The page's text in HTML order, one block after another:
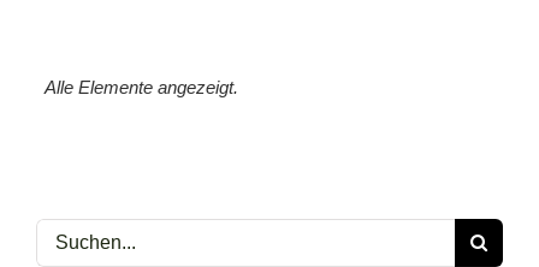
Alle Elemente angezeigt.
Suche
nach: